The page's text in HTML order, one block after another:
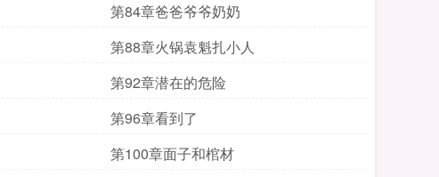
第84章爸爸爷爷奶奶
第88章火锅袁魁扎小人
第92章潜在的危险
第96章看到了
第100章面子和棺材